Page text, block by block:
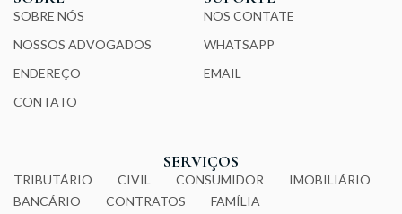
SOBRE NÓS
NOSSOS ADVOGADOS
ENDEREÇO
CONTATO
NOS CONTATE
WHATSAPP
EMAIL
SERVIÇOS
TRIBUTÁRIO CIVIL CONSUMIDOR
IMOBILIÁRIO
BANCÁRIO
CONTRATOS
FAMÍLIA